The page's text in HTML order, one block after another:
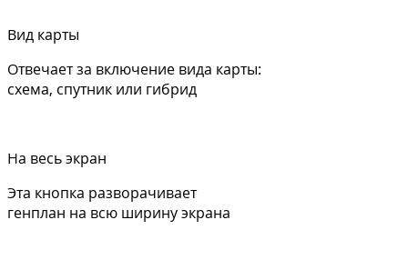
Вид карты
Отвечает за включение вида карты:
схема, спутник или гибрид
На весь экран
Эта кнопка разворачивает
генплан на всю ширину экрана